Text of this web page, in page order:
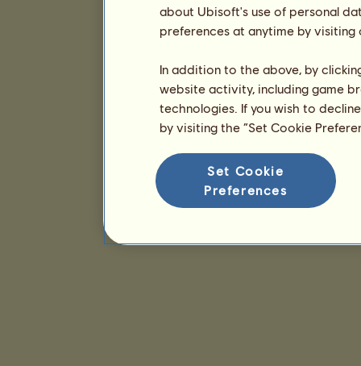
about Ubisoft's use of personal
preferences at anytime by
In addition to the above, by
website activity, including game
technologies. If you wish to
by visiting the “Set Cookie
Set Cookie
Preferences